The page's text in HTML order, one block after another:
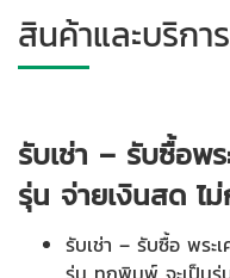
สินค้าและบริการ
รับเช่า – รับซื้อพ
รุ่น จ่ายเงินสด ไ
รับเช่า – รับซื้อ พระ